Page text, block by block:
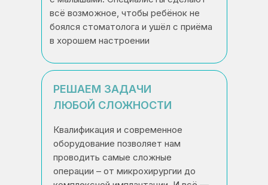
всё возможное, чтобы ребёнок не
боялся стоматолога и ушёл с приёма
в хорошем настроении
РЕШАЕМ ЗАДАЧИ
ЛЮБОЙ СЛОЖНОСТИ
Квалификация и современное
оборудование позволяет нам
проводить самые сложные
операции – от микрохирургии до